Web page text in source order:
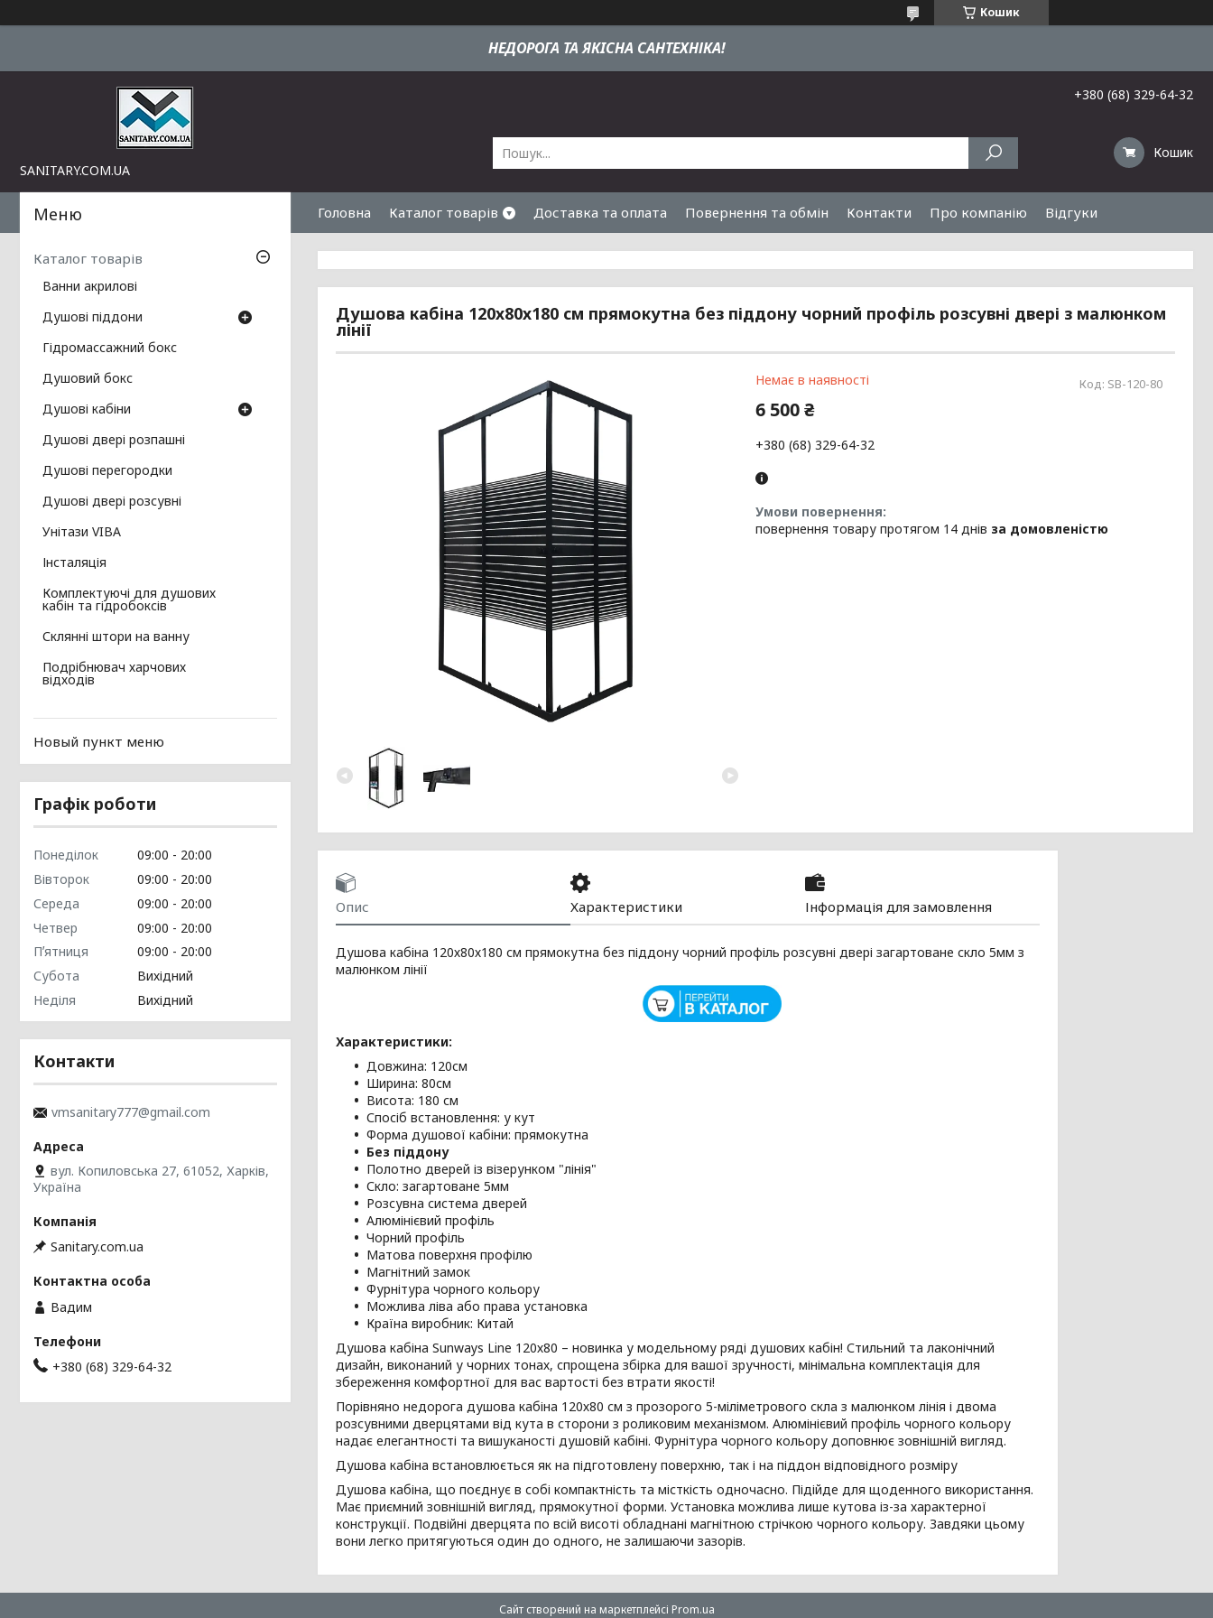
Кошик
НЕДОРОГА ТА ЯКIСНА САНТЕХНІКА!
SANITARY.COM.UA
+380 (68) 329-64-32
Кошик
Головна Каталог товарів Доставка та оплата Повернення та обмін Контакти Про компанію Відгуки
Душова кабіна 120х80х180 см прямокутна без піддону чорний профіль розсувні двері з малюнком
лінії
Немає в наявності Код: SB-120-80
6 500 ₴
+380 (68) 329-64-32
повернення товару протягом 14 днів за домовленістю
Опис Характеристики Інформація для замовлення
Душова кабіна 120х80х180 см прямокутна без піддону чорний профіль розсувні двері загартоване скло 5мм з
малюнком лінії
Характеристики:
Довжина: 120см
Ширина: 80см
Висота: 180 см
Спосіб встановлення: у кут
Форма душової кабіни: прямокутна
Без піддону
Полотно дверей із візерунком "лінія"
Скло: загартоване 5мм
Розсувна система дверей
Алюмінієвий профіль
Чорний профіль
Матова поверхня профілю
Магнітний замок
Фурнітура чорного кольору
Можлива ліва або права установка
Країна виробник: Китай
Душова кабіна Sunways Line 120х80 – новинка у модельному ряді душових кабін! Стильний та лаконічний
дизайн, виконаний у чорних тонах, спрощена збірка для вашої зручності, мінімальна комплектація для
збереження комфортної для вас вартості без втрати якості!
Порівняно недорога душова кабіна 120х80 см з прозорого 5-міліметрового скла з малюнком лінія і двома
розсувними дверцятами від кута в сторони з роликовим механізмом. Алюмінієвий профіль чорного кольору
надає елегантності та вишуканості душовій кабіні. Фурнітура чорного кольору доповнює зовнішній вигляд.
Душова кабіна встановлюється як на підготовлену поверхню, так і на піддон відповідного розміру
Душова кабіна, що поєднує в собі компактність та місткість одночасно. Підійде для щоденного використання.
Має приємний зовнішній вигляд, прямокутної форми. Установка можлива лише кутова із-за характерної
конструкції. Подвійні дверцята по всій висоті обладнані магнітною стрічкою чорного кольору. Завдяки цьому
вони легко притягуються один до одного, не залишаючи зазорів.
Каталог товарів
Ванни акрилові
Душові піддони
Гідромассажний бокс
Душовий бокс
Душові кабіни
Душові двері розпашні
Душові перегородки
Душові двері розсувні
Унітази VIBA
Інсталяція
Комплектуючі для душових
кабін та гідробоксів
Склянні штори на ванну
Подрібнювач харчових
відходів
Новый пункт меню
Графік роботи
Понеділок 09:00
20:00
Вівторок
09:00
20:00
Середа
09:00
20:00
Четвер
09:00
20:00
Пʼятниця
09:00
20:00
Субота
Вихідний
Неділя
Вихідний
Контакти
vmsanitary777@gmail.com
вул. Копиловська 27, 61052, Харків,
Україна
Sanitary.com.ua
Вадим
+380 (68) 329-64-32
Сайт створений на маркетплейсі Prom.ua